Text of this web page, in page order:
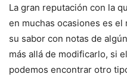
La gran reputación con la
en muchas ocasiones es
su sabor con notas de
más allá de modificarlo, si
podemos encontrar otro